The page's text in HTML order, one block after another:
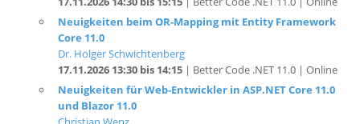
Core 11.0
Dr. Holger Schwichtenberg
17.11.2026 13:30 bis 14:15
Neuigkeiten für Web-Entwickler in ASP.NET Core 11.0
und Blazor 11.0
Christian Wenz
17.11.2026 11:30 bis 12:15